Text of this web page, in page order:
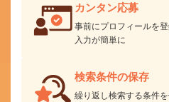
カンタン応募
事前にプロフィールを
入力が簡単に
検索条件の保存
繰り返し検索する条件